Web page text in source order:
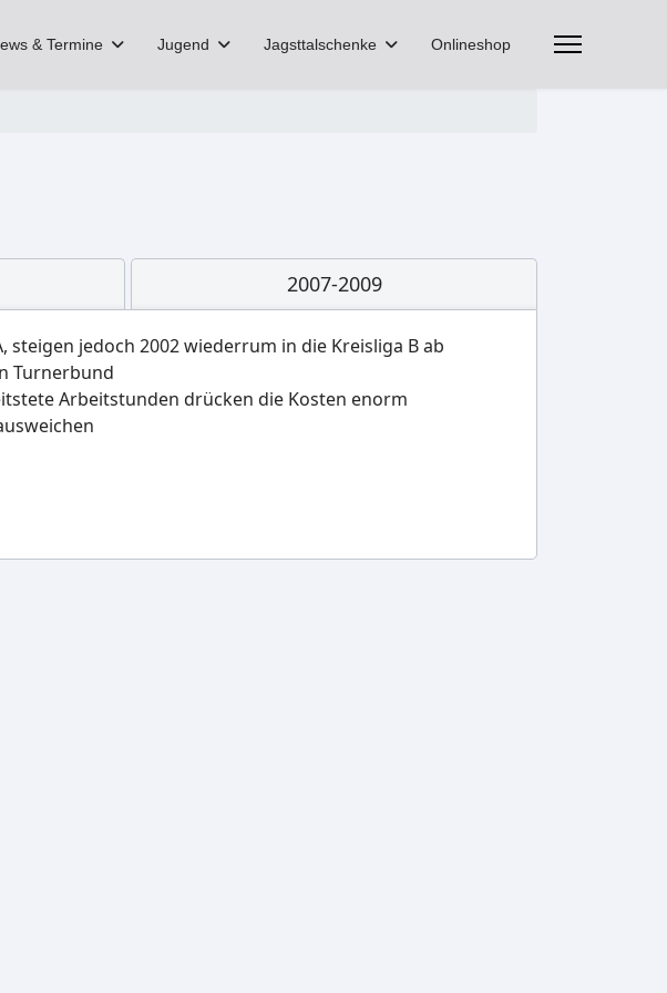
& Termine Jugend Jagsttalschenke Onlineshop
2007-2009
jedoch 2002 wiederrum in die Kreisliga B ab
Turnerbund
Arbeitstunden drücken die Kosten enorm